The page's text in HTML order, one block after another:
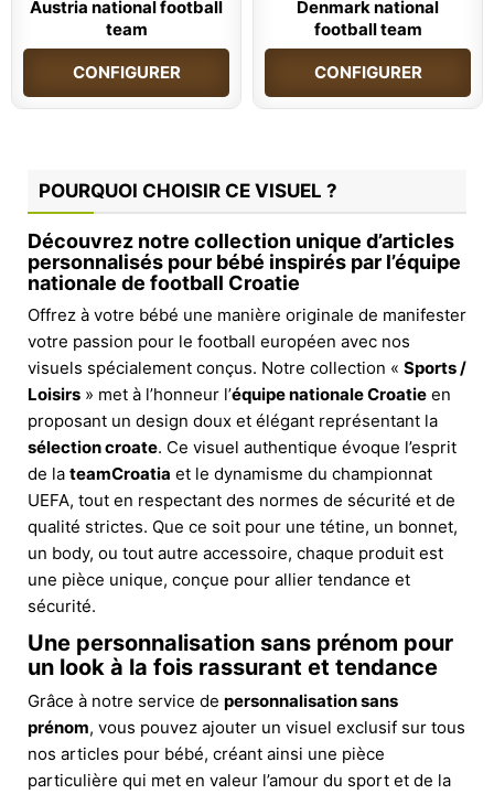
Austria national football
team
CONFIGURER
Denmark national
football team
CONFIGURER
POURQUOI CHOISIR CE VISUEL ?
Découvrez notre collection unique d’articles
personnalisés pour bébé inspirés par l’équipe
nationale de football Croatie
Offrez à votre bébé une manière originale de manifester
votre passion pour le football européen avec nos
visuels spécialement conçus. Notre collection « Sports /
Loisirs » met à l’honneur l’équipe nationale Croatie en
proposant un design doux et élégant représentant la
sélection croate. Ce visuel authentique évoque l’esprit
de la teamCroatia et le dynamisme du championnat
UEFA, tout en respectant des normes de sécurité et de
qualité strictes. Que ce soit pour une tétine, un bonnet,
un body, ou tout autre accessoire, chaque produit est
une pièce unique, conçue pour allier tendance et
sécurité.
Une personnalisation sans prénom pour
un look à la fois rassurant et tendance
Grâce à notre service de personnalisation sans
prénom, vous pouvez ajouter un visuel exclusif sur tous
nos articles pour bébé, créant ainsi une pièce
particulière qui met en valeur l’amour du sport et de la